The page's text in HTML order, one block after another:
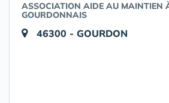
ASSOCIATION AIDE AU MAINTIEN
GOURDONNAIS
46300 - GOURDON